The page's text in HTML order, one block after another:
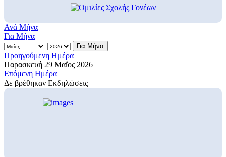
Ανά Μήνα
Για Μήνα
Για Μήνα
Προηγούμενη Ημέρα
Παρασκευή 29 Μαΐος 2026
Επόμενη Ημέρα
Δε βρέθηκαν Εκδηλώσεις